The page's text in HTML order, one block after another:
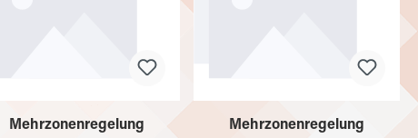
Mehrzonenregelung
Mehrzonenregelung